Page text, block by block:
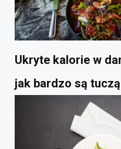
Ukryte kalorie w
jak bardzo są